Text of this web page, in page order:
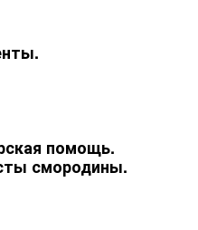
помощь.
смородины.